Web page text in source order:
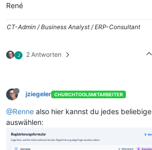
René
CT-Admin / Business Analyst / ERP-Consultant
J 2 Antworten
jziegeler CHURCHTOOLSMITARBEITER
@Renne also hier kannst du jedes beliebige
auswählen: